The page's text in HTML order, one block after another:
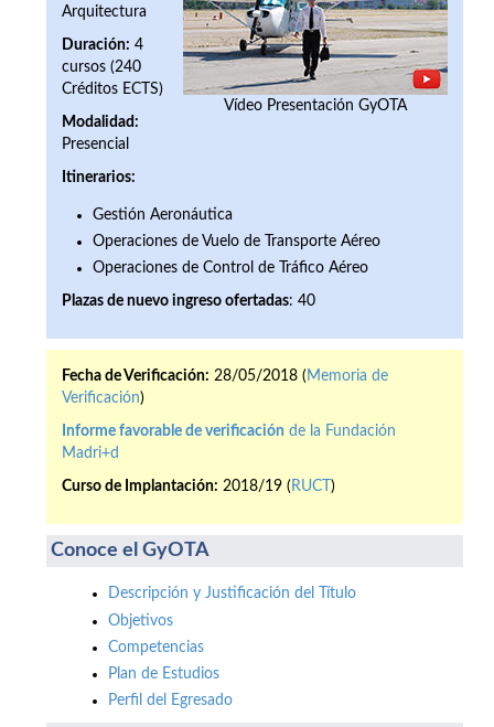
Vídeo Presentación GyOTA
Arquitectura
Duración: 4
cursos (240
Créditos ECTS)
Modalidad:
Presencial
Itinerarios:
Gestión Aeronáutica
Operaciones de Vuelo de Transporte Aéreo
Operaciones de Control de Tráfico Aéreo
Plazas de nuevo ingreso ofertadas: 40
Fecha de Verificación: 28/05/2018 ( Memoria de
Verificación)
Informe favorable de verificación de la Fundación
Madri+d
Curso de Implantación: 2018/19 ( RUCT )
Conoce el GyOTA
Descripción y Justificación del Título
Objetivos
Competencias
Plan de Estudios
Perfil del Egresado